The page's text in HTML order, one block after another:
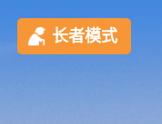
长者模式